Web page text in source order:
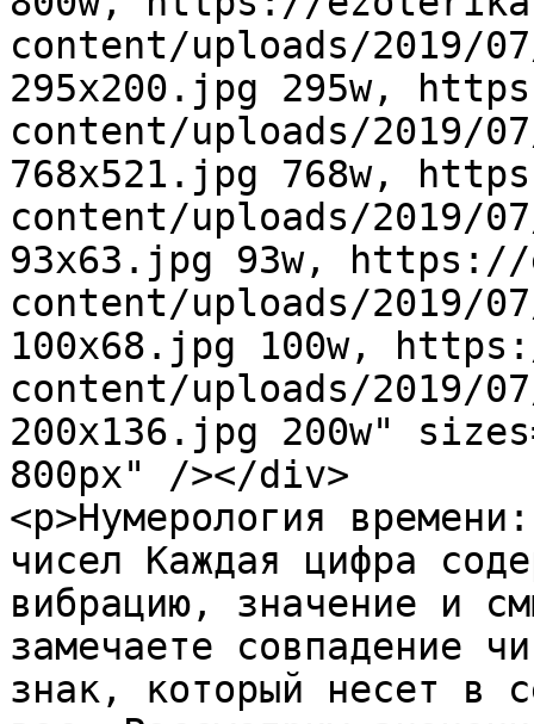
content/uploads/2019/
295x200.jpg 295w,
content/uploads/2019/
768x521.jpg 768w,
content/uploads/2019/
93x63.jpg 93w,
content/uploads/2019/
100x68.jpg 100w,
content/uploads/2019/
200x136.jpg 200w"
800px" /></div>
<p>Нумерология
чисел Каждая цифра
вибрацию, значение и
замечаете совпадение
знак, который несет в